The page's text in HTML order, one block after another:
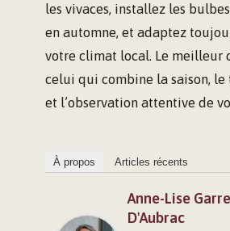
les vivaces, installez les
en automne, et adaptez
votre climat local. Le meilleur
celui qui combine la saison,
et l’observation attentive de
À propos Articles récents
Anne-Lise
D'Aubrac